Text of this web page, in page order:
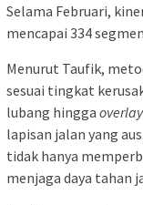
Selama Februari,
mencapai 334
Menurut Taufik,
sesuai tingkat
lubang hingga overlay
lapisan jalan yang
tidak hanya
menjaga daya tahan